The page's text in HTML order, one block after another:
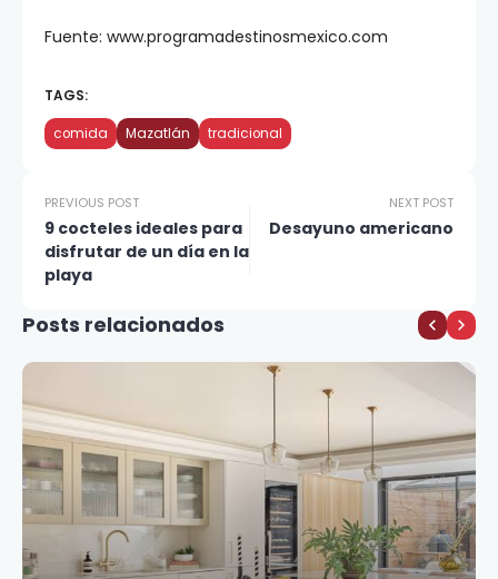
Fuente: www.programadestinosmexico.com
TAGS:
comida Mazatlán tradicional
PREVIOUS POST
9 cocteles ideales para
disfrutar de un día en la
playa
NEXT POST
Desayuno americano
Posts relacionados